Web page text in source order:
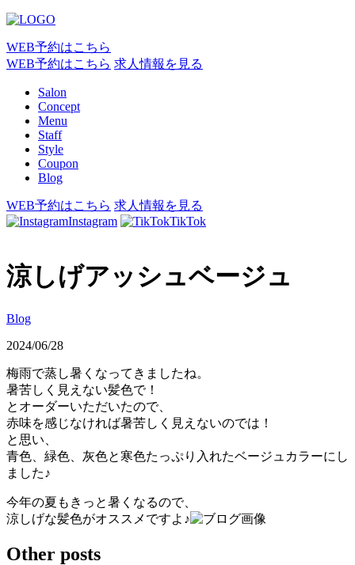
WEB予約はこちら
WEB予約はこちら 求人情報を見る
Salon
Concept
Menu
Staff
Style
Coupon
Blog
WEB予約はこちら 求人情報を見る
Instagram
TikTok
涼しげアッシュベージュ
Blog
2024/06/28
梅雨で蒸し暑くなってきましたね。
暑苦しく見えない髪色で！
とオーダーいただいたので、
赤味を感じなければ暑苦しく見えないのでは！
と思い、
青色、緑色、灰色と寒色たっぷり入れたベージュカラーにし
ました♪
今年の夏もきっと暑くなるので、
涼しげな髪色がオススメですよ♪
Other posts